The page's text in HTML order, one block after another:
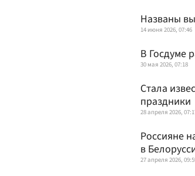
Названы
14 июня 2026, 07:46
В Госдуме
30 мая 2026, 07:18
Стала
праздники
28 апреля 2026,
Россияне
в
27 апреля 2026,